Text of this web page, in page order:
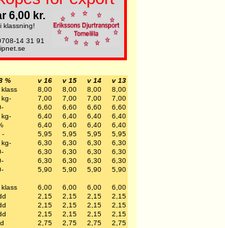
6,00 kr.
klassning!
14 31 91
% v 16 v 15 v 14
v 13
klass 8,00 8,00 8,00
8,00
kg- 7,00 7,00 7,00
7,00
6,60 6,60 6,60
6,60
kg- 6,40 6,40 6,40
6,40
6,40 6,40 6,40
6,40
- 5,95 5,95 5,95
5,95
kg- 6,30 6,30 6,30
6,30
6,30 6,30 6,30
6,30
6,30 6,30 6,30
6,30
5,90 5,90 5,90
5,90
klass 6,00 6,00 6,00
6,00
2,15 2,15 2,15
2,15
2,15 2,15 2,15
2,15
2,15 2,15 2,15
2,15
2,75 2,75 2,75 2,75